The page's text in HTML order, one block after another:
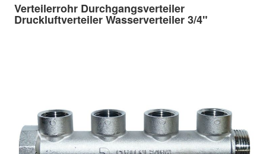
Verteilerrohr Durchgangsverteiler
Druckluftverteiler Wasserverteiler 3/4"